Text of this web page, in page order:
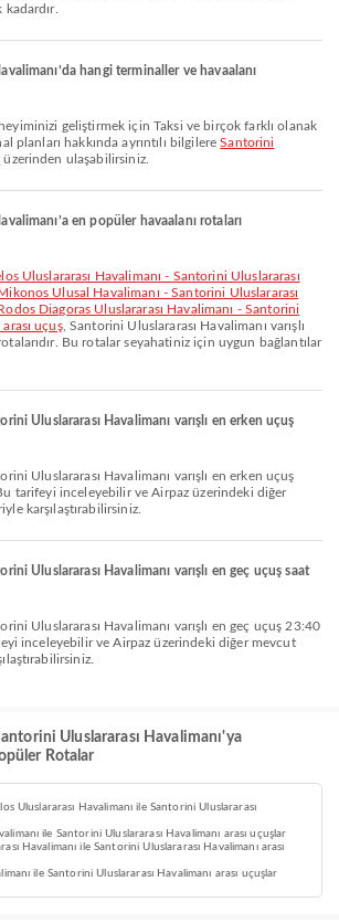
hangi terminaller ve havaalanı
planları hakkında ayrıntılı bilgilereSantorini
üzerinden ulaşabilirsiniz.
en popüler havaalanı rotaları
Ulusal Havalimanı - Santorini Uluslararası
Diagoras Uluslararası Havalimanı - Santorini
uçuş, Santorini Uluslararası Havalimanı varışlı
Bu rotalar seyahatiniz için uygun bağlantılar
Uluslararası Havalimanı varışlı en erken uçuş
tarifeyi inceleyebilir ve Airpaz üzerindeki diğer
karşılaştırabilirsiniz.
Uluslararası Havalimanı varışlı en geç uçuş saat
inceleyebilir ve Airpaz üzerindeki diğer mevcut
Uluslararası Havalimanı'ya
Rotalar
Uluslararası Havalimanı ile Santorini Uluslararası
ile Santorini Uluslararası Havalimanı arası uçuşlar
Havalimanı ile Santorini Uluslararası Havalimanı arası
ile Santorini Uluslararası Havalimanı arası uçuşlar